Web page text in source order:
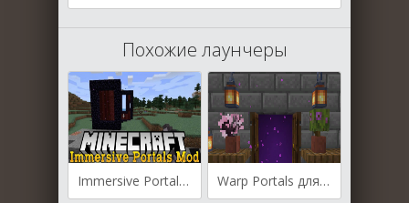
Похожие лаунчеры
Immersive Portals для Майнкрафт [1.21.1, 1.21] Warp Portals для Майнкрафт [1.20.4, 1.20.3]